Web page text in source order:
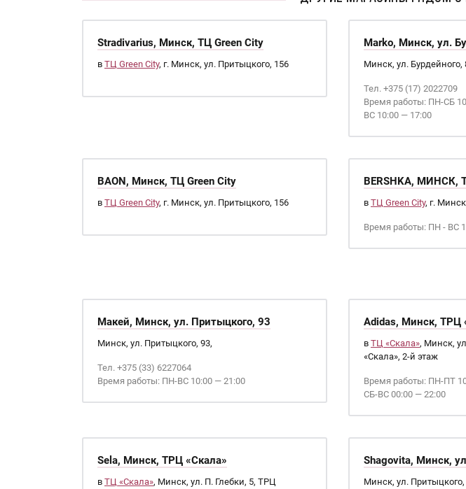
Stradivarius, Минск, ТЦ Green City
в ТЦ Green City, г. Минск, ул. Притыцкого, 156
Marko, Минск, ул.
Минск, ул. Бурдейного,
Тел. +375 (17) 2022709
Время работы: ПН-СБ
ВС 10:00 — 17:00
BAON, Минск, ТЦ Green City
в ТЦ Green City, г. Минск, ул. Притыцкого, 156
BERSHKA, МИНСК,
в ТЦ Green City, г.
Время работы: ПН - ВС
Макей, Минск, ул. Притыцкого, 93
Минск, ул. Притыцкого, 93,
Тел. +375 (33) 6227064
Время работы: ПН-ВС 10:00 — 21:00
Adidas, Минск, ТРЦ
в ТЦ «Скала», Минск,
«Скала», 2-й этаж
Время работы: ПН-ПТ
СБ-ВС 00:00 — 22:00
Sela, Минск, ТРЦ «Скала»
в ТЦ «Скала», Минск, ул. П. Глебки, 5, ТРЦ
Shagovita, Минск,
Минск, ул. Притыцкого,